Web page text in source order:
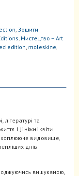
, Зошити
, Мистецтво – Art
edition, moleskine,
літературі та
Ці ніжні квіти
видовище,
днів
вишуканою,